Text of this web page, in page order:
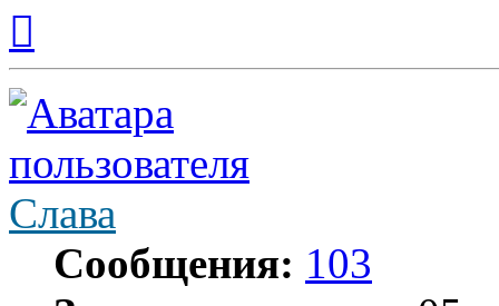
началу
Слава
Сообщения: 103